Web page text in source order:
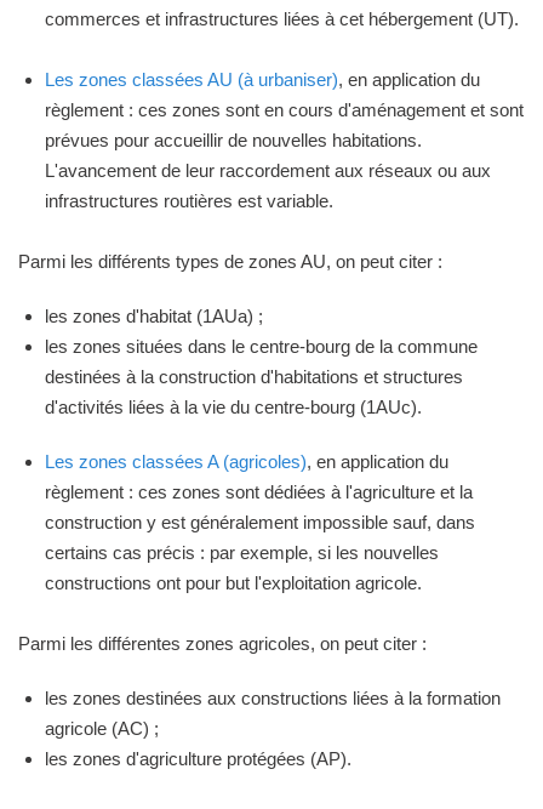
commerces et infrastructures liées à cet hébergement (UT).
Les zones classées AU (à urbaniser), en application du
règlement : ces zones sont en cours d'aménagement et sont
prévues pour accueillir de nouvelles habitations.
L'avancement de leur raccordement aux réseaux ou aux
infrastructures routières est variable.
Parmi les différents types de zones AU, on peut citer :
les zones d'habitat (1AUa) ;
les zones situées dans le centre-bourg de la commune
destinées à la construction d'habitations et structures
d'activités liées à la vie du centre-bourg (1AUc).
Les zones classées A (agricoles), en application du
règlement : ces zones sont dédiées à l'agriculture et la
construction y est généralement impossible sauf, dans
certains cas précis : par exemple, si les nouvelles
constructions ont pour but l'exploitation agricole.
Parmi les différentes zones agricoles, on peut citer :
les zones destinées aux constructions liées à la formation
agricole (AC) ;
les zones d'agriculture protégées (AP).